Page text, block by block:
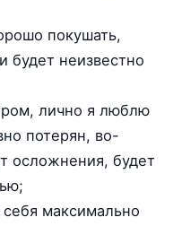
покушать,
неизвестно
лично я люблю
потерян, во-
осложнения, будет
максимально